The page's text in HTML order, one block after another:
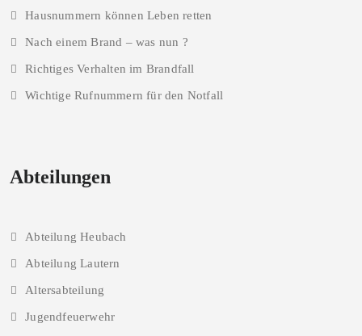
Hausnummern können Leben retten
Nach einem Brand – was nun ?
Richtiges Verhalten im Brandfall
Wichtige Rufnummern für den Notfall
Abteilungen
Abteilung Heubach
Abteilung Lautern
Altersabteilung
Jugendfeuerwehr